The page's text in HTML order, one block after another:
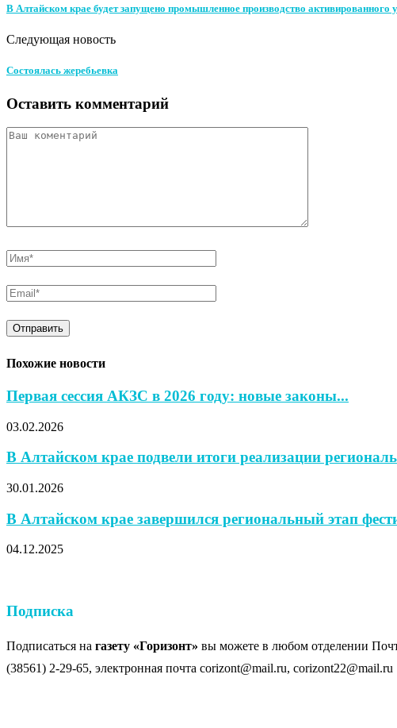
В Алтайском крае будет запущено промышленное производство активированного
Следующая новость
Состоялась жеребьевка
Оставить комментарий
Похожие новости
Первая сессия АКЗС в 2026 году: новые законы...
03.02.2026
В Алтайском крае подвели итоги реализации
30.01.2026
В Алтайском крае завершился региональный этап
04.12.2025
Подписка
Подписаться на газету «Горизонт» вы можете в любом отделении
(38561) 2-29-65, электронная почта corizont@mail.ru, corizont22@mail.ru